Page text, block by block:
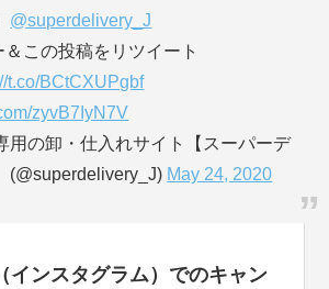
@superdelivery_J
＆この投稿をリツイート
t.co/BCtCXUPgbf
zyvB7IyN7V
の卸・仕入れサイト【スーパーデ
(@superdelivery_J) May 24, 2020
インスタグラム）でのキャン